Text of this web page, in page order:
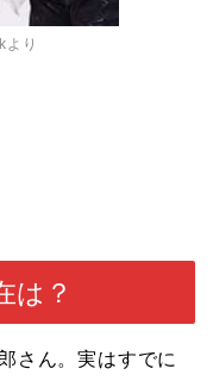
り
は？
さん。実はすでに